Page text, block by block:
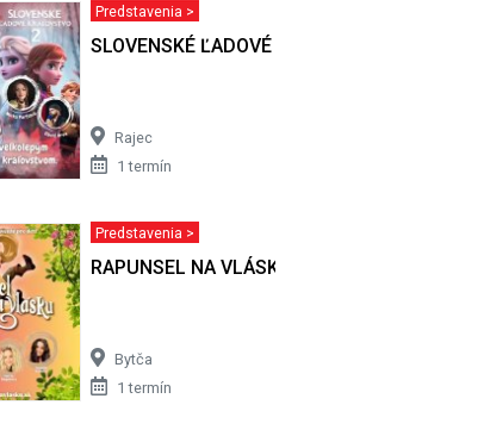
Predstavenia >
SLOVENSKÉ ĽADOVÉ KRÁĽOVSTVO
Rajec
1 termín
Predstavenia >
RAPUNSEL NA VLÁSKU
Bytča
1 termín